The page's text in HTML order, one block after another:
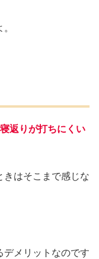
返りが打ちにくい
きはそこまで感じな
デメリットなのです